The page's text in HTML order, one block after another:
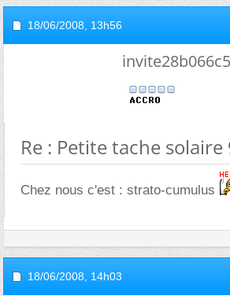
18/06/2008, 13h56
invite28b066c5
Re : Petite tache solaire
Chez nous c'est : strato-cumulus
18/06/2008, 14h03